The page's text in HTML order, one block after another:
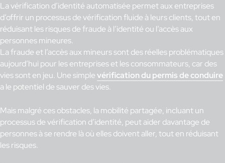
La vérification d’identité automatisée permet aux entreprises
d’offrir un processus de vérification fluide à leurs clients, tout en
réduisant les risques de fraude à l’identité ou l’accès aux
personnes mineures.
La fraude et l’accès aux mineurs sont des réelles problématiques
aujourd’hui pour les entreprises et les consommateurs, car des
vies sont en jeu. Une simplevérification du permis de conduire
a le potentiel de sauver des vies.
Mais malgré ces obstacles, la mobilité partagée, incluant un
processus de vérification d’identité, peut aider davantage de
personnes à se rendre là où elles doivent aller, tout en réduisant
les risques.